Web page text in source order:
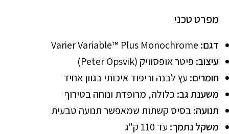
מפרט טכני
דגם:
עיצוב: פיטר אופסוויק (Peter Opsvik)
חומרים: עץ לבנה וריפוד איכותי בגוון אחיד
משענת גב: כלולה, מרופדת ונוחה בטירוף
תנועה:בסיס קשתות שמאפשר תנועה טבעית
משקל נתמך: עד 110 ק"ג